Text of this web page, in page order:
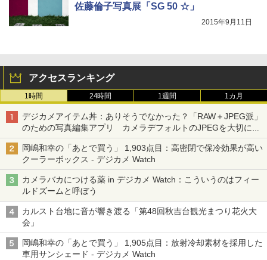
佐藤倫子写真展「SG 50 ☆」
2015年9月11日
アクセスランキング
1時間 24時間 1週間 1カ月
デジカメアイテム丼：ありそうでなかった？「RAW＋JPEG派」
のための写真編集アプリ カメラデフォルトのJPEGを大切にす
る「Filmator」
岡嶋和幸の「あとで買う」 1,903点目：高密閉で保冷効果が高い
クーラーボックス - デジカメ Watch
カメラバカにつける薬 in デジカメ Watch：こういうのはフィー
ルドズームと呼ぼう
カルスト台地に音が響き渡る「第48回秋吉台観光まつり花火大
会」
岡嶋和幸の「あとで買う」 1,905点目：放射冷却素材を採用した
車用サンシェード - デジカメ Watch